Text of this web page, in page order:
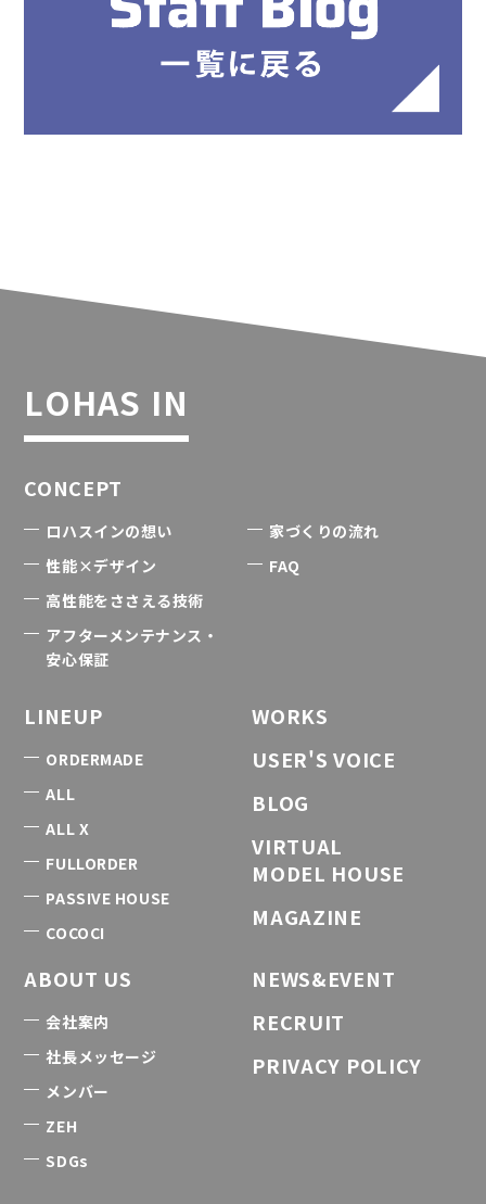
LOHAS IN
CONCEPT
ロハスインの想い
性能×デザイン
高性能をささえる技術
アフターメンテナンス・
安心保証
家づくりの流れ
FAQ
LINEUP
ORDERMADE
ALL
ALL X
FULLORDER
PASSIVE HOUSE
COCOCI
WORKS
USER'S VOICE
BLOG
VIRTUAL
MODEL HOUSE
MAGAZINE
ABOUT US
会社案内
社長メッセージ
メンバー
ZEH
SDGs
NEWS&EVENT
RECRUIT
PRIVACY POLICY